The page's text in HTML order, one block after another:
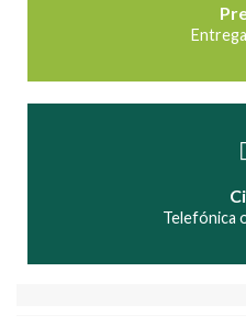
Telefónica